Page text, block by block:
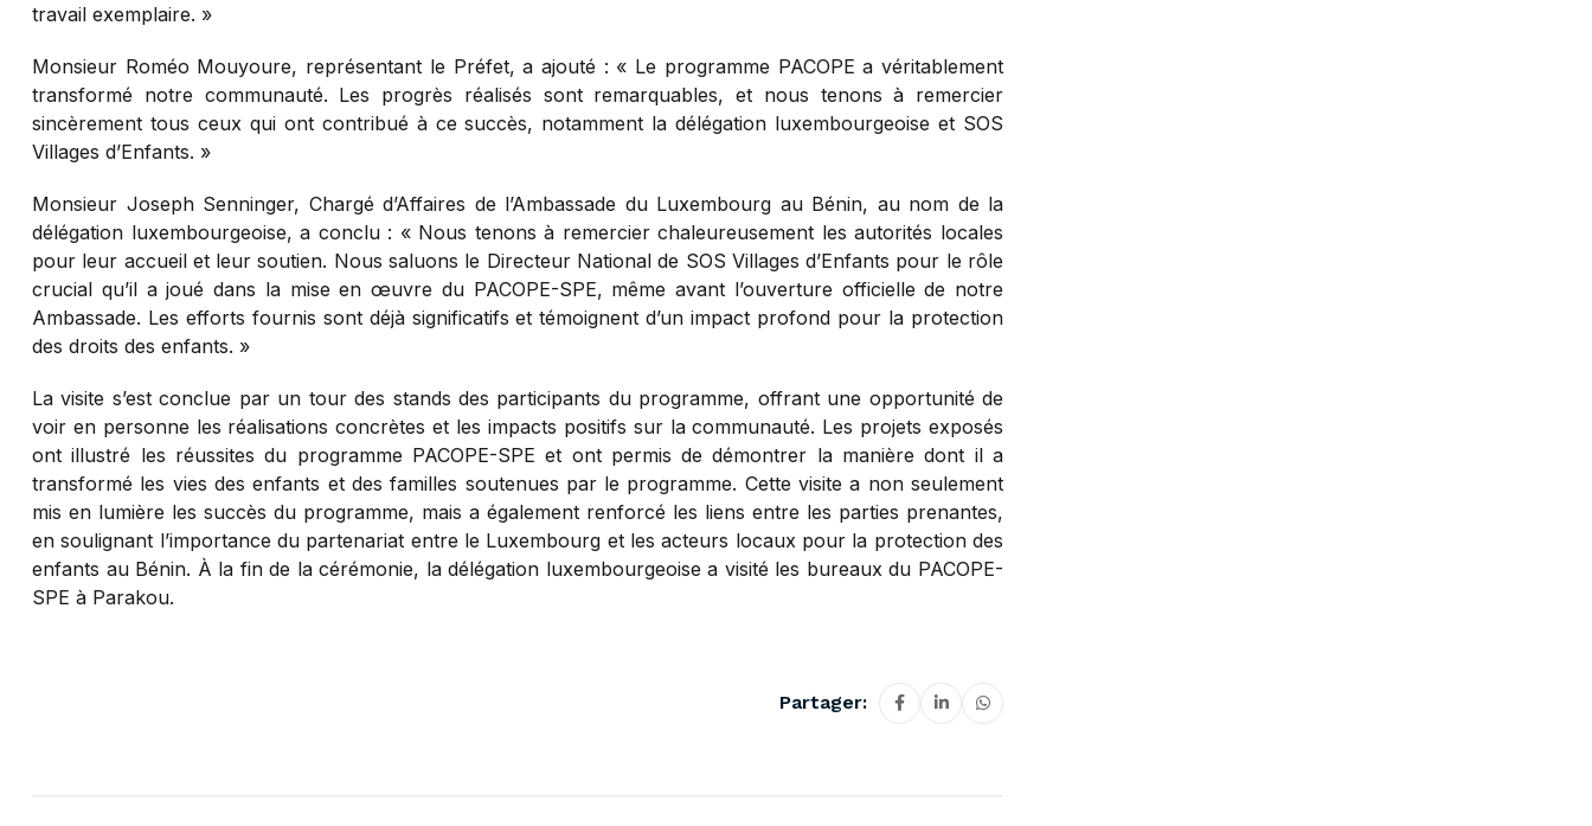
travail exemplaire. »
Monsieur Roméo Mouyoure, représentant le Préfet, a ajouté : « Le programme PACOPE a véritablement
transformé notre communauté. Les progrès réalisés sont remarquables, et nous tenons à remercier
sincèrement tous ceux qui ont contribué à ce succès, notamment la délégation luxembourgeoise et SOS
Villages d’Enfants. »
Monsieur Joseph Senninger, Chargé d’Affaires de l’Ambassade du Luxembourg au Bénin, au nom de la
délégation luxembourgeoise, a conclu : « Nous tenons à remercier chaleureusement les autorités locales
pour leur accueil et leur soutien. Nous saluons le Directeur National de SOS Villages d’Enfants pour le rôle
crucial qu’il a joué dans la mise en œuvre du PACOPE-SPE, même avant l’ouverture officielle de notre
Ambassade. Les efforts fournis sont déjà significatifs et témoignent d’un impact profond pour la protection
des droits des enfants. »
La visite s’est conclue par un tour des stands des participants du programme, offrant une opportunité de
voir en personne les réalisations concrètes et les impacts positifs sur la communauté. Les projets exposés
ont illustré les réussites du programme PACOPE-SPE et ont permis de démontrer la manière dont il a
transformé les vies des enfants et des familles soutenues par le programme. Cette visite a non seulement
mis en lumière les succès du programme, mais a également renforcé les liens entre les parties prenantes,
en soulignant l’importance du partenariat entre le Luxembourg et les acteurs locaux pour la protection des
enfants au Bénin. À la fin de la cérémonie, la délégation luxembourgeoise a visité les bureaux du PACOPE-
SPE à Parakou.
Partager: